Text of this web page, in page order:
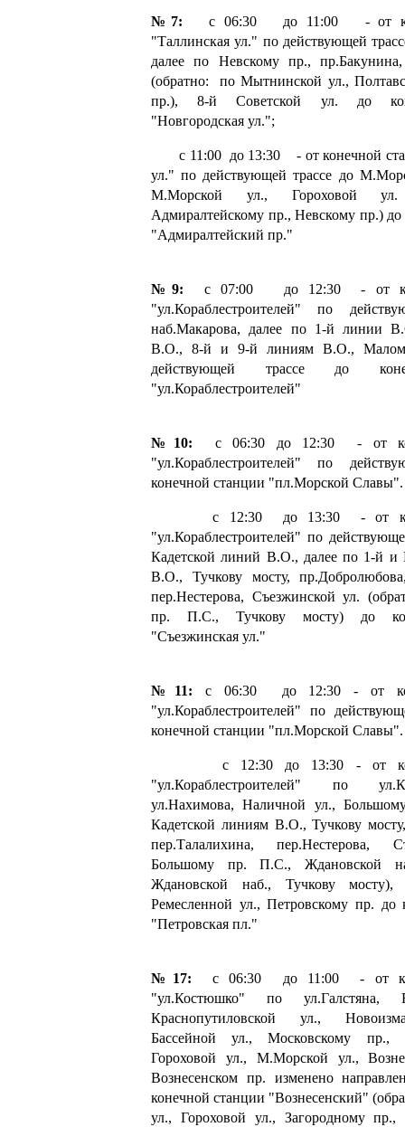
№7: с 06:30 до 11:00 - от
"Таллинская ул." по действующей
далее по Невскому пр.,
(обратно: по Мытнинской ул.,
пр.), 8-й Советской ул. до
"Новгородская ул.";
с 11:00 до 13:30 - от конечной
ул." по действующей трассе до
М.Морской ул., Гороховой
Адмиралтейскому пр., Невскому пр.) до
"Адмиралтейский пр."
№9: с 07:00 до 12:30 - от
"ул.Кораблестроителей" по
наб.Макарова, далее по 1-й линии
В.О., 8-й и 9-й линиям В.О.,
действующей трассе до
"ул.Кораблестроителей"
№10: с 06:30 до 12:30 - от
"ул.Кораблестроителей" по
конечной станции "пл.Морской Славы".
с 12:30 до 13:30 - от
"ул.Кораблестроителей" по
Кадетской линий В.О., далее по 1-й и
В.О., Тучкову мосту,
пер.Нестерова, Съезжинской ул.
пр. П.С., Тучкову мосту) до
"Съезжинская ул."
№11: с 06:30 до 12:30 - от
"ул.Кораблестроителей" по
конечной станции "пл.Морской Славы".
с 12:30 до 13:30 - от
"ул.Кораблестроителей" по
ул.Нахимова, Наличной ул.,
Кадетской линиям В.О., Тучкову
пер.Талалихина, пер.Нестерова,
Большому пр. П.С., Ждановской
Ждановской наб., Тучкову мосту),
Ремесленной ул., Петровскому пр. до
"Петровская пл."
№17: с 06:30 до 11:00 - от
"ул.Костюшко" по ул.Галстяна,
Краснопутиловской ул.,
Бассейной ул., Московскому пр.,
Гороховой ул., М.Морской ул.,
Вознесенском пр. изменено
конечной станции "Вознесенский"
ул., Гороховой ул., Загородному пр.,